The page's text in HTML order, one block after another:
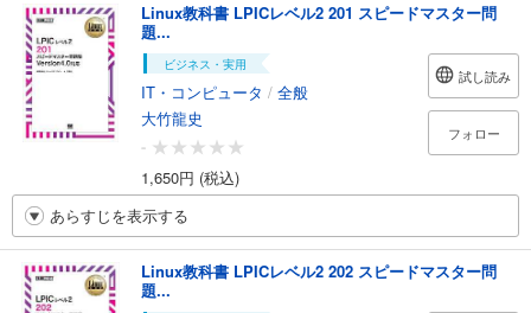
Linux教科書 LPICレベル2 201 スピードマスター問
題...
ビジネス・実用
IT・コンピュータ / 全般
大竹龍史
-
1,650円 (税込)
試し読み
フォロー
あらすじを表示する
Linux教科書 LPICレベル2 202 スピードマスター問
題...